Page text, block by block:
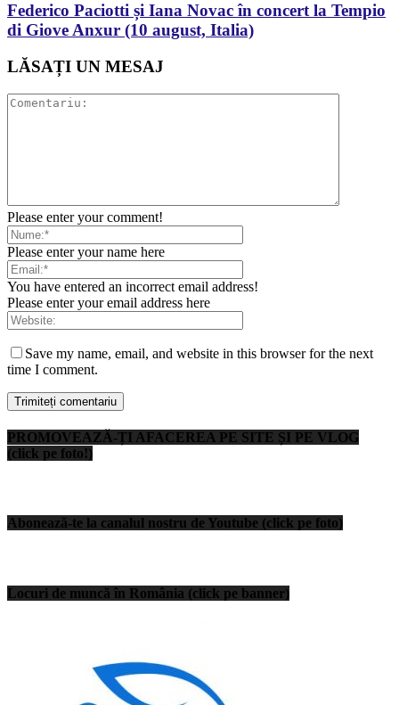
Federico Paciotti și Iana Novac în concert la Tempio
di Giove Anxur (10 august, Italia)
LĂSAȚI UN MESAJ
Please enter your comment!
Please enter your name here
You have entered an incorrect email address!
Please enter your email address here
Save my name, email, and website in this browser for the next
time I comment.
PROMOVEAZĂ-ȚI AFACEREA PE SITE ȘI PE VLOG
(click pe foto!)
Abonează-te la canalul nostru de Youtube (click pe foto)
Locuri de muncă în România (click pe banner)